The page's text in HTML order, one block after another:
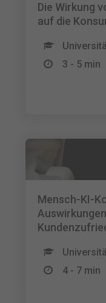
Die Wirkung
auf die
3 - 5 min
Mensch-KI-
4 - 7 min